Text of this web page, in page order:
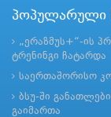
პოპულარული
„ერაზმუს+“-ის
ტრენინგი ჩატარდა
საერთაშორისო
ბსუ-ში
გაიმართა